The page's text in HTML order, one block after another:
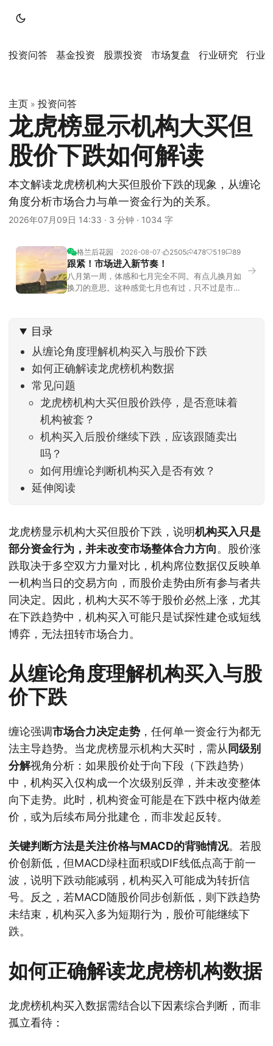
投资问答 基金投资 股票投资 市场复盘 行业研究 行业
主页 » 投资问答
龙虎榜显示机构大买但
股价下跌如何解读
本文解读龙虎榜机构大买但股价下跌的现象，从缠论
角度分析市场合力与单一资金行为的关系。
2026年07月09日 14:33 · 3 分钟 · 1034 字
格兰后花园 2026-08-07 2505 478 519 89
跟紧！市场进入新节奏！
八月第一周，体感和七月完全不同。有点儿换月如
换刀的意思。这种感觉七月也有过，只不过是市场
家感受到了春天般的暖风。指数涨了百点，交易额
回暖到2
→
目录
从缠论角度理解机构买入与股价下跌
如何正确解读龙虎榜机构数据
常见问题
龙虎榜机构大买但股价跌停，是否意味着
机构被套？
机构买入后股价继续下跌，应该跟随卖出
吗？
如何用缠论判断机构买入是否有效？
延伸阅读
龙虎榜显示机构大买但股价下跌，说明机构买入只是
部分资金行为，并未改变市场整体合力方向。股价涨
跌取决于多空双方力量对比，机构席位数据仅反映单
一机构当日的交易方向，而股价走势由所有参与者共
同决定。因此，机构大买不等于股价必然上涨，尤其
在下跌趋势中，机构买入可能只是试探性建仓或短线
博弈，无法扭转市场合力。
从缠论角度理解机构买入与股
价下跌
缠论强调市场合力决定走势 ，任何单一资金行为都无
法主导趋势。当龙虎榜显示机构大买时，需从同级别
分解视角分析：如果股价处于向下段（下跌趋势）
中，机构买入仅构成一个次级别反弹，并未改变整体
向下走势。此时，机构资金可能是在下跌中枢内做差
价，或为后续布局分批建仓，而非发起反转。
关键判断方法是关注价格与MACD的背驰情况。若股
价创新低，但MACD绿柱面积或DIF线低点高于前一
波，说明下跌动能减弱，机构买入可能成为转折信
号。反之，若MACD随股价同步创新低，则下跌趋势
未结束，机构买入多为短期行为，股价可能继续下
跌。
如何正确解读龙虎榜机构数据
龙虎榜机构买入数据需结合以下因素综合判断，而非
孤立看待：